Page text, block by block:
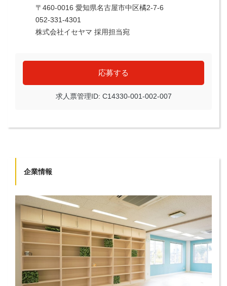
〒460-0016 愛知県名古屋市中区橘2-7-6
052-331-4301
株式会社イセヤマ 採用担当宛
応募する
求人票管理ID: C14330-001-002-007
企業情報